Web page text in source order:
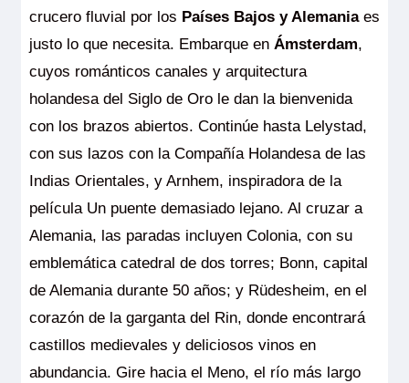
crucero fluvial por los Países Bajos y Alemaniaes
justo lo que necesita. Embarque en Ámsterdam,
cuyos románticos canales y arquitectura
holandesa del Siglo de Oro le dan la bienvenida
con los brazos abiertos. Continúe hasta Lelystad,
con sus lazos con la Compañía Holandesa de las
Indias Orientales, y Arnhem, inspiradora de la
película Un puente demasiado lejano. Al cruzar a
Alemania, las paradas incluyen Colonia, con su
emblemática catedral de dos torres; Bonn, capital
de Alemania durante 50 años; y Rüdesheim, en el
corazón de la garganta del Rin, donde encontrará
castillos medievales y deliciosos vinos en
abundancia. Gire hacia el Meno, el río más largo